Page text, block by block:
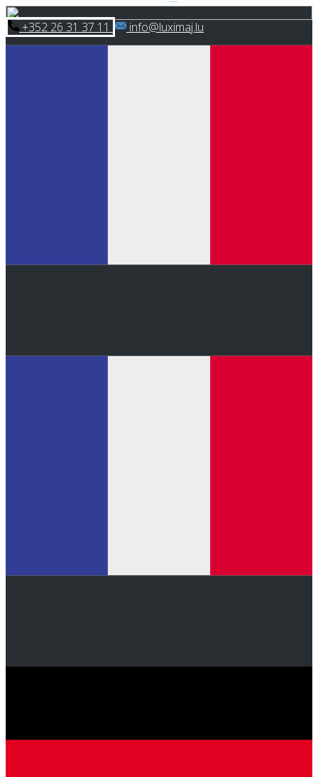
Skip
to
content
​+352 26 31 37 11 ​info@luximaj.lu